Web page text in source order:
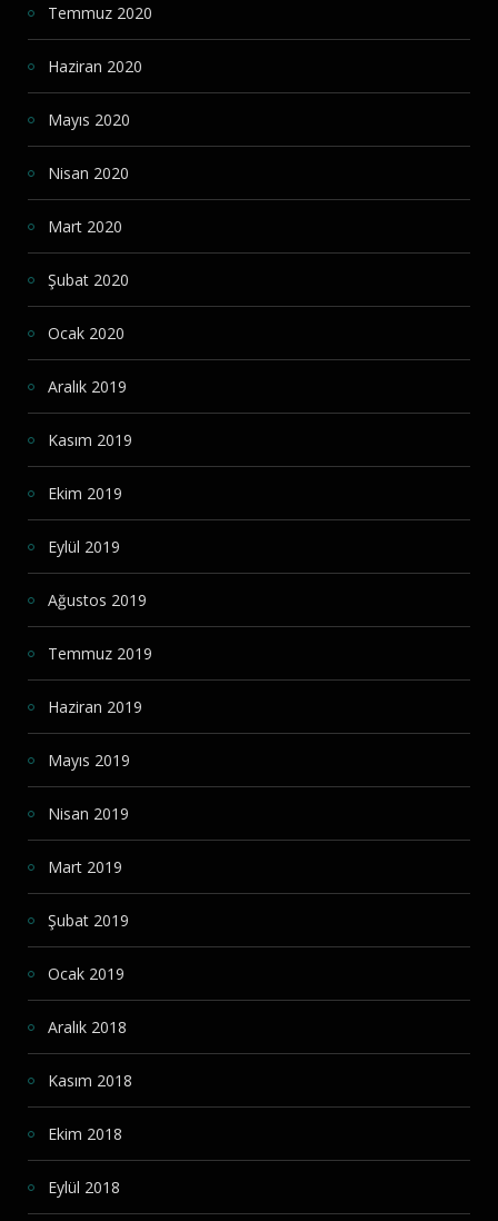
Temmuz 2020
Haziran 2020
Mayıs 2020
Nisan 2020
Mart 2020
Şubat 2020
Ocak 2020
Aralık 2019
Kasım 2019
Ekim 2019
Eylül 2019
Ağustos 2019
Temmuz 2019
Haziran 2019
Mayıs 2019
Nisan 2019
Mart 2019
Şubat 2019
Ocak 2019
Aralık 2018
Kasım 2018
Ekim 2018
Eylül 2018